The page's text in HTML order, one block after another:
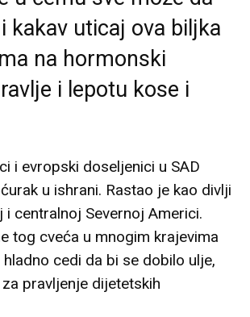
kakav uticaj ova biljka
na hormonski
i lepotu kose i
i evropski doseljenici u SAD
u ishrani. Rastao je kao divlji
i centralnoj Severnoj Americi.
tog cveća u mnogim krajevima
cedi da bi se dobilo ulje,
pravljenje dijetetskih